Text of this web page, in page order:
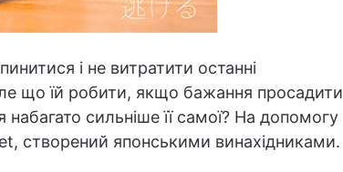
і не витратити останні
що їй робити, якщо бажання просадити
сильніше її самої? На допомогу
створений японськими винахідниками.